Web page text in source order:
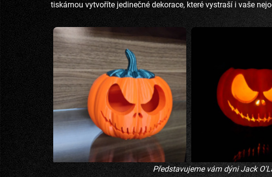
tiskárnou vytvoříte jedinečné dekorace, které vystraší i vaše
Představujeme vám dýni Jack